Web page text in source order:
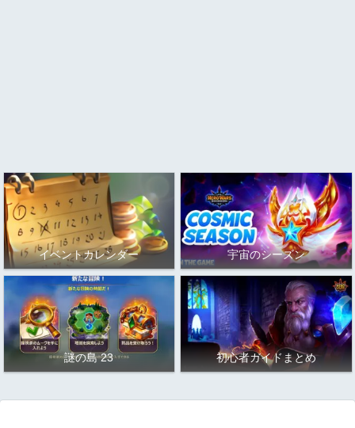
イベントカレンダー 宇宙のシーズン
謎の島 23 初心者ガイドまとめ